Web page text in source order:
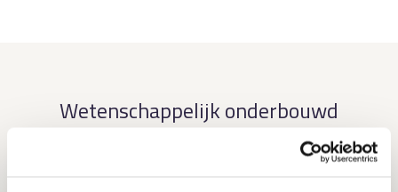
Wetenschappelijk onderbouwd
Microbiome Center werkt vanuit de overtuiging
dat effectieve behandeling vraagt om een